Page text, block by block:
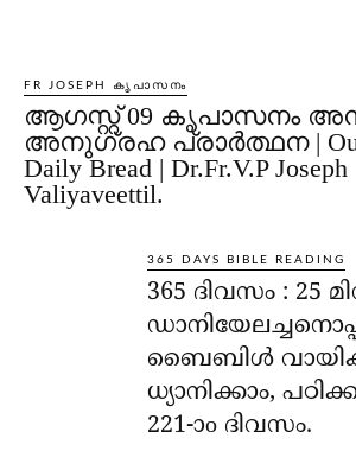
FR JOSEPH കൃപാസനം
ആഗസ്റ്റ് 09 കൃപാസനം
അനുഗ്രഹ പ്രാർത്ഥന |
Daily Bread | Dr.Fr.V.P Joseph
Valiyaveettil.
365 DAYS BIBLE READING
365 ദിവസം : 25
ബൈബിൾ
ധ്യാനിക്കാം,
221-ാo ദിവസം.